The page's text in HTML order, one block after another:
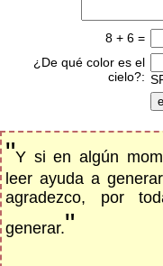
8 + 6 =
¿De qué color es el
cielo?:
"Y si en algún
leer ayuda a
agradezco, por
generar."